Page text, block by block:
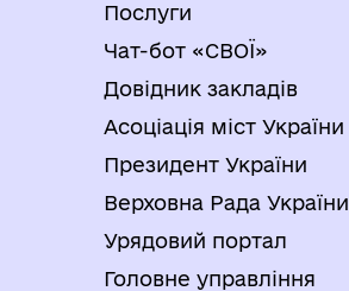
Послуги
Чат-бот «СВОЇ»
Довідник закладів
Асоціація міст України
Президент України
Верховна Рада України
Урядовий портал
Головне управління